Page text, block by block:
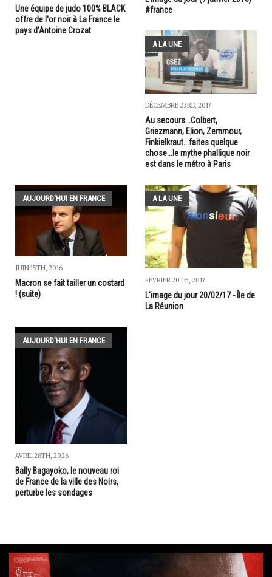
Une équipe de judo 100% BLACK
offre de l'or noir à La France le
pays d'Antoine Crozat
#france
A LA UNE
DÉCEMBRE 23RD, 2017
Au secours...Colbert,
Griezmann, Elion, Zemmour,
Finkielkraut...faites quelque
chose...le mythe phallique noir
est dans le métro à Paris
AUJOURD'HUI EN FRANCE
JUIN 15TH, 2016
Macron se fait tailler un costard
! (suite)
A LA UNE
FÉVRIER 20TH, 2017
L'image du jour 20/02/17 - Île de
La Réunion
AUJOURD'HUI EN FRANCE
AVRIL 28TH, 2026
Bally Bagayoko, le nouveau roi
de France de la ville des Noirs,
perturbe les sondages